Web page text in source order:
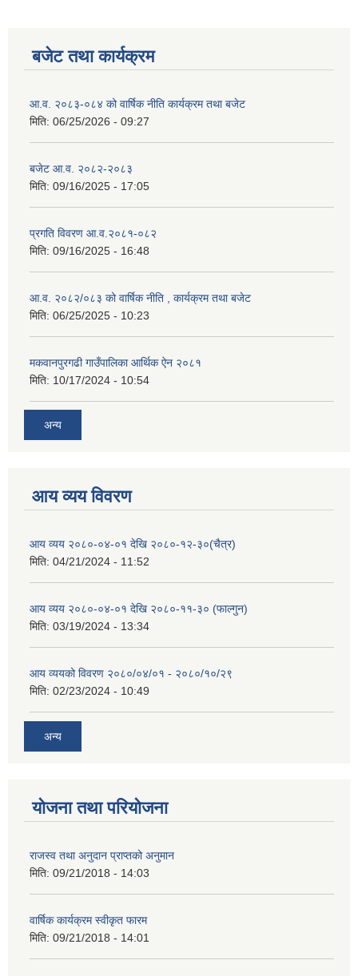
बजेट तथा कार्यक्रम
आ.व. २०८३-०८४ को वार्षिक नीति कार्यक्रम तथा बजेट
मिति: 06/25/2026 - 09:27
बजेट आ.व. २०८२-२०८३
मिति: 09/16/2025 - 17:05
प्रगति विवरण आ.व.२०८१-०८२
मिति: 09/16/2025 - 16:48
आ.व. २०८२/०८३ को वार्षिक नीति , कार्यक्रम तथा बजेट
मिति: 06/25/2025 - 10:23
मकवानपुरगढी गाउँपालिका आर्थिक ‌‌‌ऐन २०८१
मिति: 10/17/2024 - 10:54
अन्य
आय व्यय विवरण
आय व्यय २०८०-०४-०१ देखि २०८०-१२-३०(चैत्र)
मिति: 04/21/2024 - 11:52
आय व्यय २०८०-०४-०१ देखि २०८०-११-३० (फाल्गुन)
मिति: 03/19/2024 - 13:34
आय व्ययको विवरण २०८०/०४/०१ - २०८०/१०/२९
मिति: 02/23/2024 - 10:49
अन्य
योजना तथा परियोजना
राजस्व तथा अनुदान प्राप्तको अनुमान
मिति: 09/21/2018 - 14:03
वार्षिक कार्यक्रम स्वीकृत फारम
मिति: 09/21/2018 - 14:01